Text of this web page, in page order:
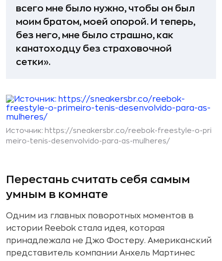
всего мне было нужно, чтобы он был
моим братом, моей опорой. И теперь,
без него, мне было страшно, как
канатоходцу без страховочной
сетки».
Источник: https://sneakersbr.co/reebok-freestyle-o-pri
meiro-tenis-desenvolvido-para-as-mulheres/
Перестань считать себя самым
умным в комнате
Одним из главных поворотных моментов в
истории Reebok стала идея, которая
принадлежала не Джо Фостеру. Американский
представитель компании Анхель Мартинес